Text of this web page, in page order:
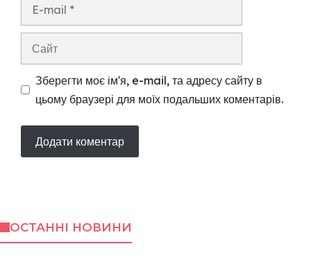
Зберегти моє ім'я, e-mail, та адресу сайту в
цьому браузері для моїх подальших коментарів.
ОСТАННІ НОВИНИ